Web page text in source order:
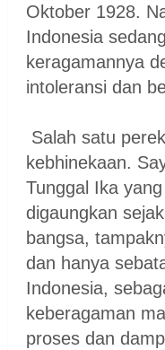
Oktober 1928.
Indonesia
keragamannya
intoleransi dan
Salah satu
kebhinekaan.
Tunggal Ika
digaungkan
bangsa,
dan hanya
Indonesia,
keberagaman
proses dan